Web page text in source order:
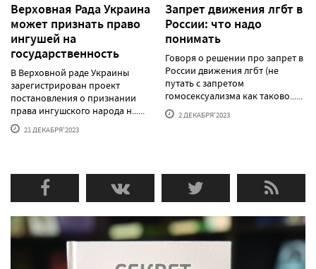
Верховная Рада Украина
может признать право
ингушей на
государственность
В Верховной раде Украины
зарегистрирован проект
постановления о признании
права ингушского народа н......
21 ДЕКАБРЯ'2023
Запрет движения лгбт в
России: что надо
понимать
Говоря о решении про запрет в
России движения лгбт (не
путать с запретом
гомосексуализма как таково......
2 ДЕКАБРЯ'2023